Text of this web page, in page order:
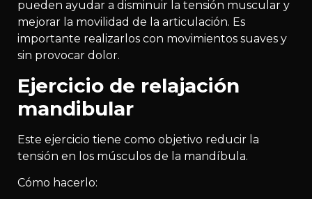
pueden ayudar a disminuir la tensión muscular y
mejorar la movilidad de la articulación. Es
importante realizarlos con movimientos suaves y
sin provocar dolor.
Ejercicio de relajación
mandibular
Este ejercicio tiene como objetivo reducir la
tensión en los músculos de la mandíbula.
Cómo hacerlo: